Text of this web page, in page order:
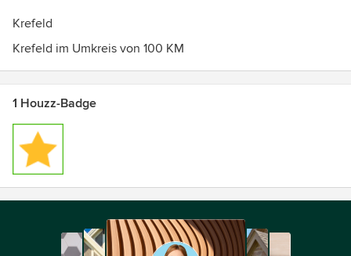
Krefeld
Krefeld im Umkreis von 100 KM
1 Houzz-Badge